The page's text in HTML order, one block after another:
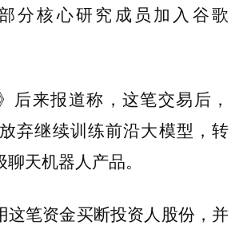
分核心研究成员加入谷歌
后来报道称，这笔交易后，
弃继续训练前沿大模型，转
天机器人产品。
这笔资金买断投资人股份，并